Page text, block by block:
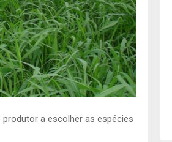
produtor a escolher as espécies